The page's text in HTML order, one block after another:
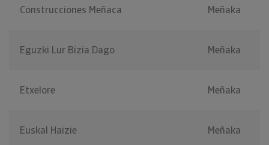
Construcciones Meñaca Meñaka
Eguzki Lur Bizia Dago Meñaka
Etxelore Meñaka
Euskal Haizie Meñaka